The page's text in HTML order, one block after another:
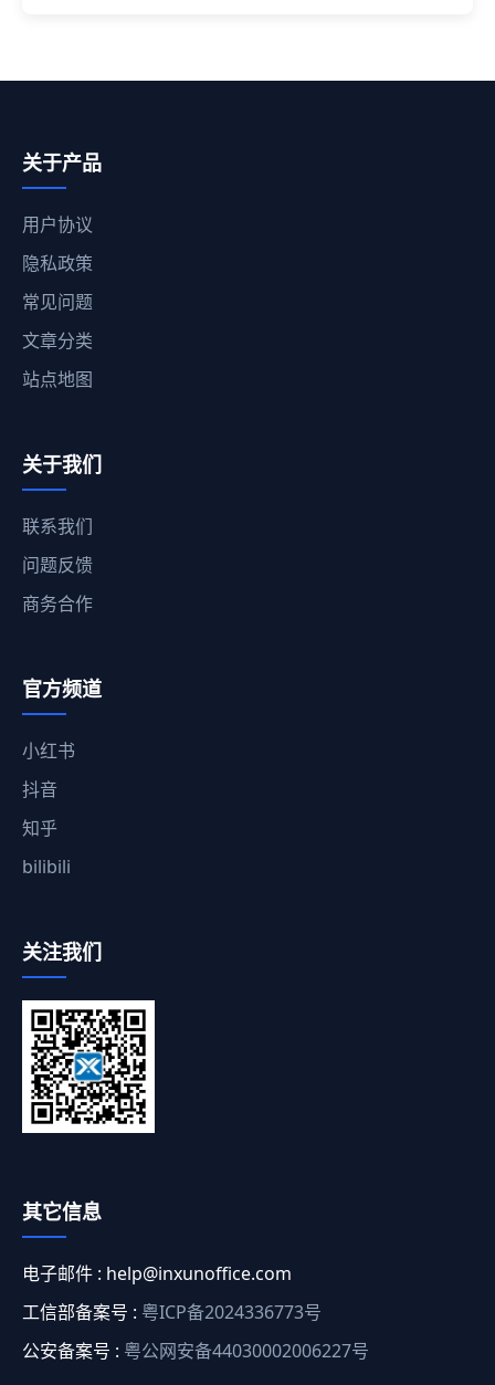
关于产品
用户协议
隐私政策
常见问题
文章分类
站点地图
关于我们
联系我们
问题反馈
商务合作
官方频道
小红书
抖音
知乎
bilibili
关注我们
其它信息
电子邮件 : help@inxunoffice.com
工信部备案号 : 粤ICP备2024336773号
公安备案号 : 粤公网安备44030002006227号